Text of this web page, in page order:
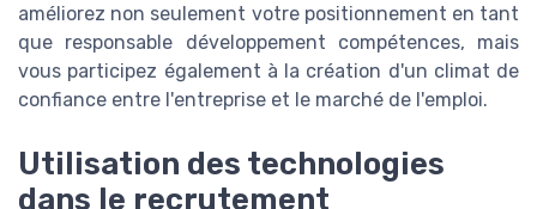
améliorez non seulement votre positionnement en tant
que responsable développement compétences, mais
vous participez également à la création d'un climat de
confiance entre l'entreprise et le marché de l'emploi.
Utilisation des technologies
dans le recrutement